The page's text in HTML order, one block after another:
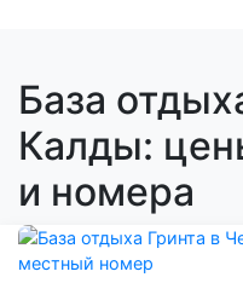
База
Калды:
и номера